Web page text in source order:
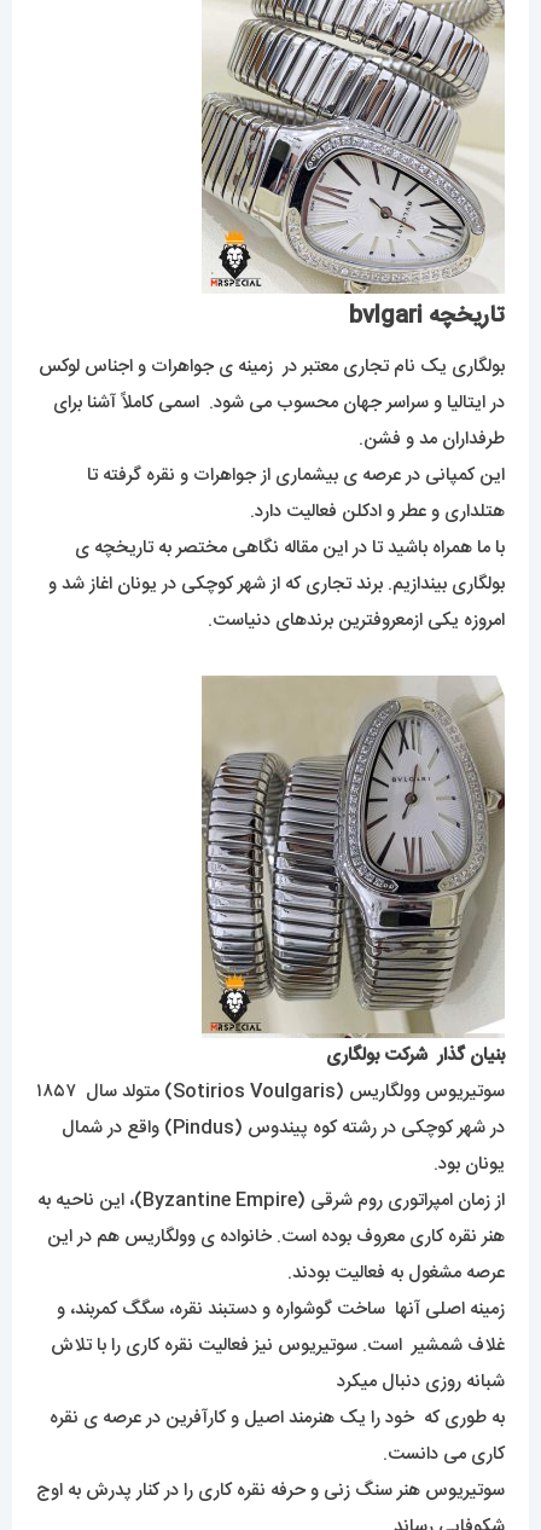
تاریخچه bvlgari
بولگاری یک نام تجاری معتبر در زمینه ی جواهرات و اجناس لوکس
در ایتالیا و سراسر جهان محسوب می شود. اسمی کاملاً آشنا برای
طرفداران مد و فشن.
این کمپانی در عرصه ی بیشماری از جواهرات و نقره گرفته تا
هتلداری و عطر و ادکلن فعالیت دارد.
با ما همراه باشید تا در این مقاله نگاهی مختصر به تاریخچه ی
بولگاری بیندازیم. برند تجاری که از شهر کوچکی در یونان اغاز شد و
امروزه یکی ازمعروفترین برندهای دنیاست.
بنیان گذار شرکت بولگاری
سوتیریوس وولگاریس (Sotirios Voulgaris) متولد سال ۱۸۵۷
در شهر کوچکی در رشته کوه پیندوس (Pindus) واقع در شمال
یونان بود.
از زمان امپراتوری روم شرقی (Byzantine Empire)، این ناحیه به
هنر نقره کاری معروف بوده است. خانواده ی وولگاریس هم در این
عرصه مشغول به فعالیت بودند.
زمینه اصلی آنها ساخت گوشواره و دستبند نقره، سگگ کمربند، و
غلاف شمشیر است. سوتیریوس نیز فعالیت نقره کاری را با تلاش
شبانه روزی دنبال میکرد
به طوری که خود را یک هنرمند اصیل و کارآفرین در عرصه ی نقره
کاری می دانست.
سوتیریوس هنر سنگ زنی و حرفه نقره کاری را در کنار پدرش به اوج